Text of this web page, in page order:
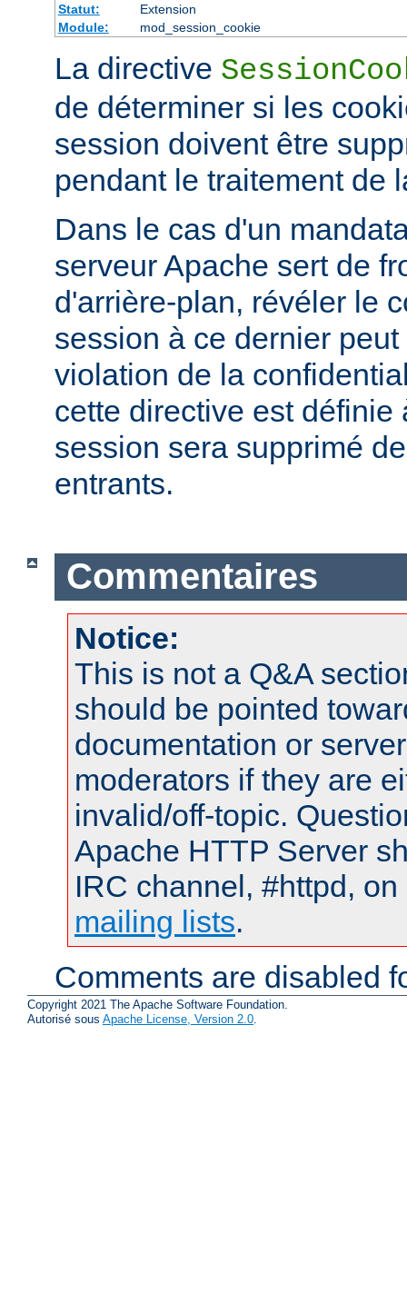
Statut:
Extension
Module:
mod_session_cookie
La directive
de déterminer si les
session doivent être
pendant le traitement de
Dans le cas d'un
serveur Apache sert de
d'arrière-plan, révéler le
session à ce dernier
violation de la
cette directive est définie
session sera supprimé
entrants.
Commentaires
Notice:
This is not a Q&A
should be pointed
documentation or
moderators if they are
invalid/off-topic.
Apache HTTP Server
IRC channel, #httpd,
mailing lists.
Comments are disabled
Copyright 2021 The Apache Software Foundation.
Autorisé sous Apache License, Version 2.0.